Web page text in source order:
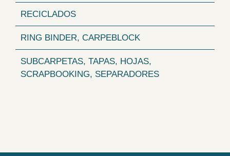
RECICLADOS
RING BINDER, CARPEBLOCK
SUBCARPETAS, TAPAS, HOJAS,
SCRAPBOOKING, SEPARADORES